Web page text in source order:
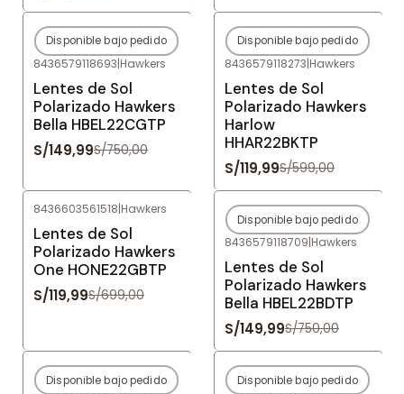
-80%OFF
Agotado
Disponible bajo pedido
8436579118693|Hawkers
Lentes de Sol
Polarizado Hawkers
Bella HBEL22CGTP
S/149,99S/750,00
-80%OFF
Agotado
Disponible bajo pedido
8436579118273|Hawkers
Lentes de Sol
Polarizado Hawkers
Harlow
HHAR22BKTP
S/119,99S/599,00
8436603561518|Hawkers
Lentes de Sol
Polarizado Hawkers
One HONE22GBTP
S/119,99S/699,00
-80%OFF
Agotado
Disponible bajo pedido
8436579118709|Hawkers
Lentes de Sol
Polarizado Hawkers
Bella HBEL22BDTP
S/149,99S/750,00
-80%OFF
Disponible bajo pedido -84%OFF
Disponible bajo pedido